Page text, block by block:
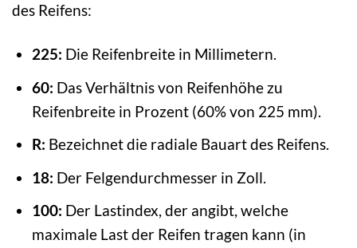
des Reifens:
225: Die Reifenbreite in Millimetern.
60: Das Verhältnis von Reifenhöhe zu
Reifenbreite in Prozent (60% von 225 mm).
R: Bezeichnet die radiale Bauart des Reifens.
18: Der Felgendurchmesser in Zoll.
100: Der Lastindex, der angibt, welche
maximale Last der Reifen tragen kann (in